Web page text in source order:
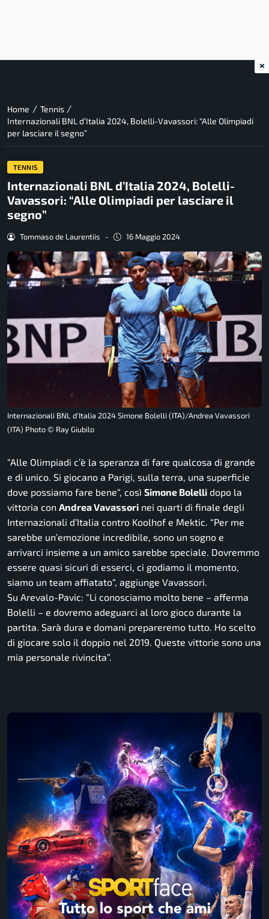
Home / Tennis /
Internazionali BNL d’Italia 2024, Bolelli-Vavassori: “Alle Olimpiadi
per lasciare il segno”
TENNIS
Internazionali BNL d’Italia 2024, Bolelli-
Vavassori: “Alle Olimpiadi per lasciare il
segno”
Tommaso de Laurentiis - 16 Maggio 2024
Internazionali BNL d'Italia 2024 Simone Bolelli (ITA)/Andrea Vavassori
(ITA) Photo © Ray Giubilo
“Alle Olimpiadi c’è la speranza di fare qualcosa di grande
e di unico. Si giocano a Parigi, sulla terra, una superficie
dove possiamo fare bene“, così Simone Bolelli dopo la
vittoria con Andrea Vavassori nei quarti di finale degli
Internazionali d’Italia contro Koolhof e Mektic. “Per me
sarebbe un’emozione incredibile, sono un sogno e
arrivarci insieme a un amico sarebbe speciale. Dovremmo
essere quasi sicuri di esserci, ci godiamo il momento,
siamo un team affiatato“, aggiunge Vavassori.
Su Arevalo-Pavic: “Li conosciamo molto bene – afferma
Bolelli – e dovremo adeguarci al loro gioco durante la
partita. Sarà dura e domani prepareremo tutto. Ho scelto
di giocare solo il doppio nel 2019. Queste vittorie sono una
mia personale rivincita”.
×